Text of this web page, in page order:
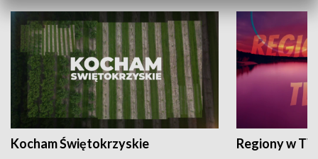
Kocham Świętokrzyskie Regiony w